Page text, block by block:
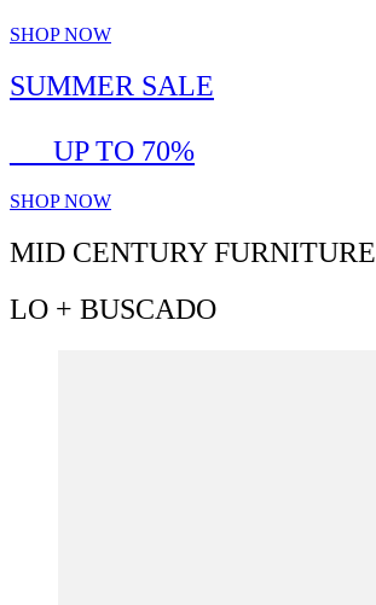
SHOP NOW
SUMMER SALE
___UP TO 70%
SHOP NOW
MID CENTURY FURNITURE
LO + BUSCADO